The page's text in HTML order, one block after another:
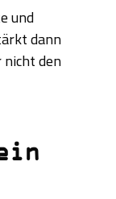
und
dann
den